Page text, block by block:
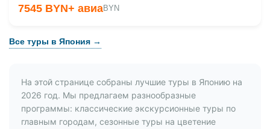
7545 BYN+ авиаBYN
Все туры в Япония →
На этой странице собраны лучшие туры в Японию на
2026 год. Мы предлагаем разнообразные
программы: классические экскурсионные туры по
главным городам, сезонные туры на цветение